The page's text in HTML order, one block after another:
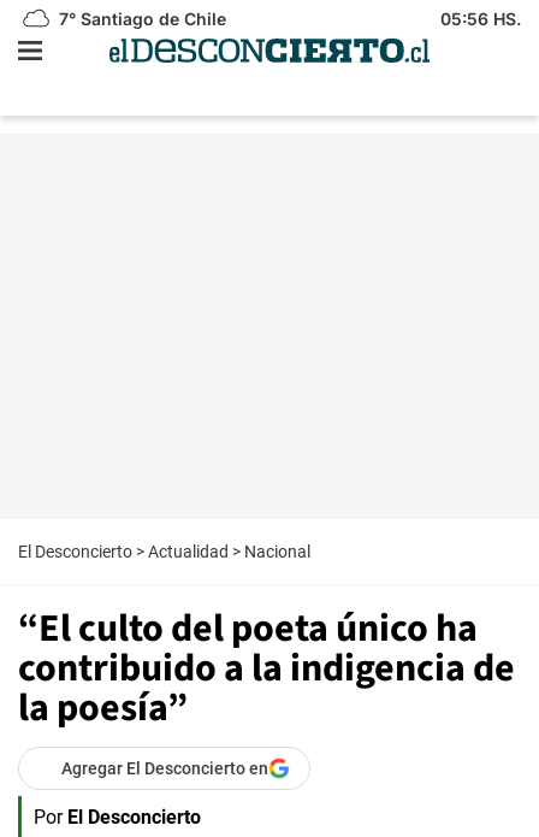
7° Santiago de Chile 05:56 HS.
El Desconcierto >Actualidad > Nacional
“El culto del poeta único ha
contribuido a la indigencia de
la poesía”
Agregar El Desconcierto en
Por El Desconcierto